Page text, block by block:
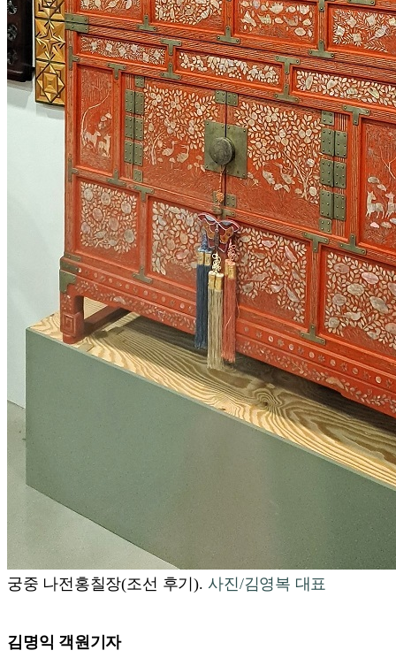
궁중 나전홍칠장(조선 후기). 사진/김영복 대표
김명익 객원기자